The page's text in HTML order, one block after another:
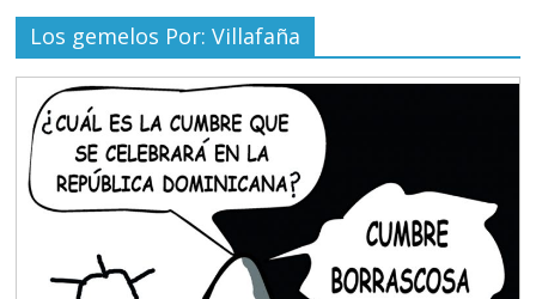
Los gemelos Por: Villafaña